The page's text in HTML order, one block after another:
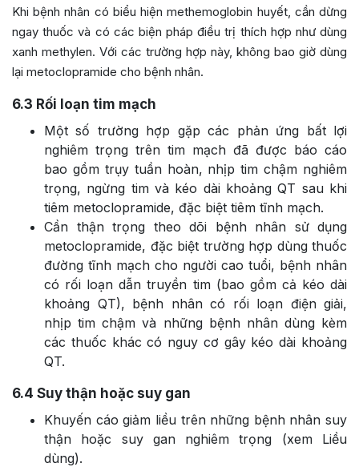
Khi bệnh nhân có biểu hiện methemoglobin huyết, cần dừng
ngay thuốc và có các biện pháp điều trị thích hợp như dùng
xanh methylen. Với các trường hợp này, không bao giờ dùng
lại metoclopramide cho bệnh nhân.
6.3 Rối loạn tim mạch
Một số trường hợp gặp các phản ứng bất lợi
nghiêm trọng trên tim mạch đã được báo cáo
bao gồm trụy tuần hoàn, nhịp tim chậm nghiêm
trọng, ngừng tim và kéo dài khoảng QT sau khi
tiêm metoclopramide, đặc biệt tiêm tĩnh mạch.
Cần thận trọng theo dõi bệnh nhân sử dụng
metoclopramide, đặc biệt trường hợp dùng thuốc
đường tĩnh mạch cho người cao tuổi, bệnh nhân
có rối loạn dẫn truyền tim (bao gồm cả kéo dài
khoảng QT), bệnh nhân có rối loạn điện giải,
nhịp tim chậm và những bệnh nhân dùng kèm
các thuốc khác có nguy cơ gây kéo dài khoảng
QT.
6.4 Suy thận hoặc suy gan
Khuyến cáo giảm liều trên những bệnh nhân suy
thận hoặc suy gan nghiêm trọng (xem Liều
dùng).